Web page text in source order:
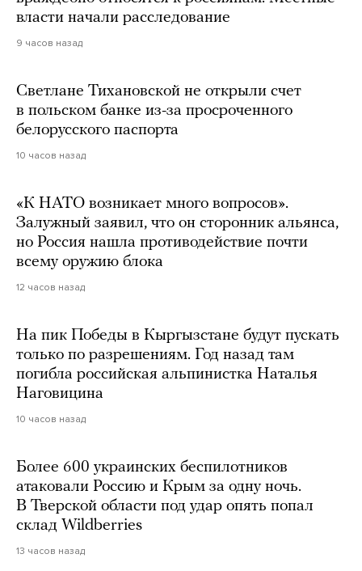
власти начали расследование
9 часов назад
Светлане Тихановской не открыли счет
в польском банке из-за просроченного
белорусского паспорта
10 часов назад
«К НАТО возникает много вопросов».
Залужный заявил, что он сторонник альянса,
но Россия нашла противодействие почти
всему оружию блока
12 часов назад
На пик Победы в Кыргызстане будут пускать
только по разрешениям. Год назад там
погибла российская альпинистка Наталья
Наговицина
10 часов назад
Более 600 украинских беспилотников
атаковали Россию и Крым за одну ночь.
В Тверской области под удар опять попал
склад Wildberries
13 часов назад